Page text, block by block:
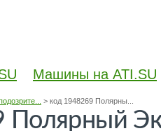
Машины на ATI.SU
> код 1948269 Полярны...
Полярный